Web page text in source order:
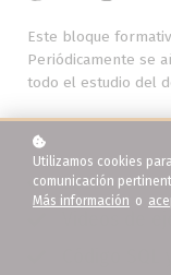
Este bloque
Periódicamente se
todo el estudio del
Lecciones
Videos de
Código SQL
Utilizamos cookies
comunicación
Más información o